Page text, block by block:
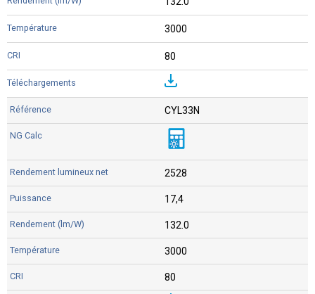
3000
80
CYL33N
2528
17,4
132.0
3000
80